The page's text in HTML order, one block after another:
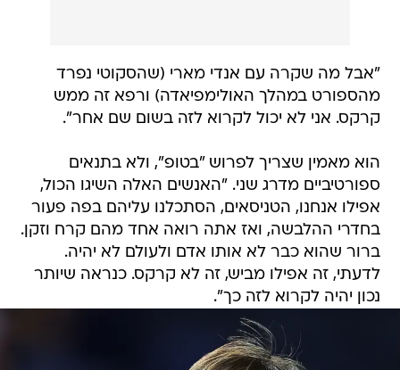
"אבל מה שקרה עם אנדי מארי (שהסקוטי נפרד
מהספורט במהלך האולימפיאדה) ורפא זה ממש
קרקס. אני לא יכול לקרוא לזה בשום שם אחר".
הוא מאמין שצריך לפרוש "בטופ", ולא בתנאים
ספורטיביים מדרג שני. "האנשים האלה השיגו הכול,
אפילו אנחנו, הטניסאים, הסתכלנו עליהם בפה פעור
בחדרי ההלבשה, ואז אתה רואה אחד מהם קרח וזקן.
ברור שהוא כבר לא אותו אדם ולעולם לא יהיה.
לדעתי, זה אפילו מביש, זה לא קרקס. כנראה שיותר
נכון יהיה לקרוא לזה כך".